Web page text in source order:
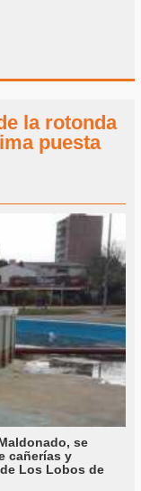
la rotonda
puesta
se
cañerías y
Los Lobos de